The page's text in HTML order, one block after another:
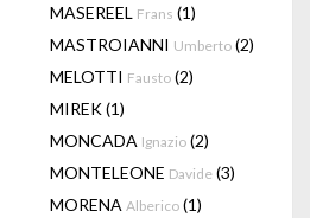
MASEREEL Frans (1)
MASTROIANNI Umberto (2)
MELOTTI Fausto (2)
MIREK(1)
MONCADA Ignazio (2)
MONTELEONE Davide (3)
MORENA Alberico (1)